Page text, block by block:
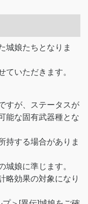
城娘たちとなりま
いただきます。
すが、ステータスが
能な固有武器種とな
持する場合がありま
娘に準じます。
略効果の対象になり